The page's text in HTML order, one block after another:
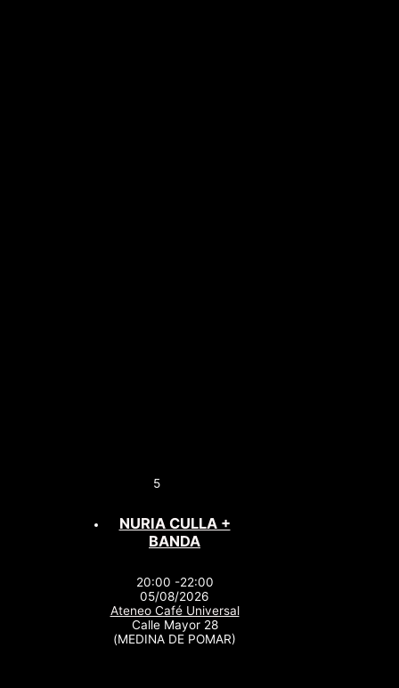
5
NURIA CULLA +
BANDA
20:00 -22:00
05/08/2026
Ateneo Café Universal
Calle Mayor 28
(MEDINA DE POMAR)